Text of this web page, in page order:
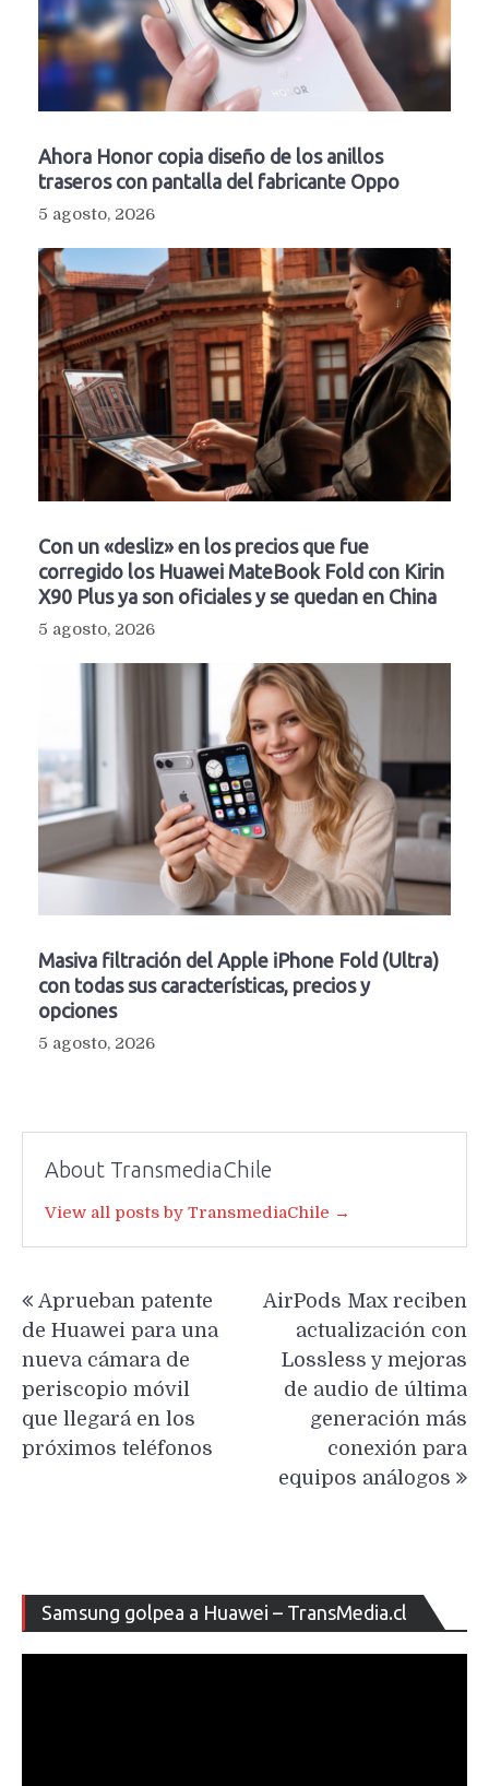
Ahora Honor copia diseño de los anillos
traseros con pantalla del fabricante Oppo
5 agosto, 2026
Con un «desliz» en los precios que fue
corregido los Huawei MateBook Fold con Kirin
X90 Plus ya son oficiales y se quedan en China
5 agosto, 2026
Masiva filtración del Apple iPhone Fold (Ultra)
con todas sus características, precios y
opciones
5 agosto, 2026
About TransmediaChile
View all posts by TransmediaChile →
de
entradas
Aprueban patente
de Huawei para una
nueva cámara de
periscopio móvil
que llegará en los
próximos teléfonos
AirPods Max reciben
actualización con
Lossless y mejoras
de audio de última
generación más
conexión para
equipos análogos
Samsung golpea a Huawei – TransMedia.cl
de